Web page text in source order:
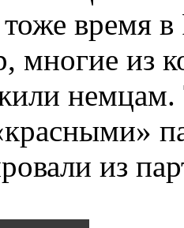
время
многие из
из